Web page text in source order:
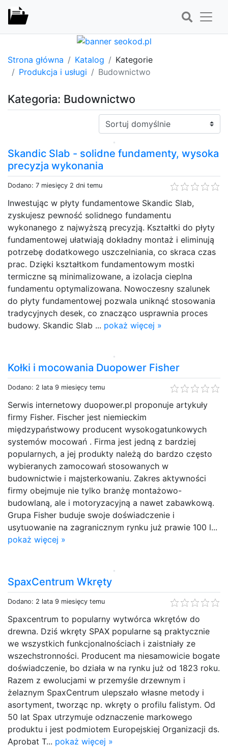
Strona główna Katalog
Kategorie
Produkcja i usługi
Budownictwo
Kategoria: Budownictwo
Sortuj:
Skandic Slab - solidne fundamenty, wysoka
precyzja wykonania
Dodano: 7 miesięcy 2 dni temu
Inwestując w płyty fundamentowe Skandic Slab,
zyskujesz pewność solidnego fundamentu
wykonanego z najwyższą precyzją. Kształtki do płyty
fundamentowej ułatwiają dokładny montaż i eliminują
potrzebę dodatkowego uszczelniania, co skraca czas
prac. Dzięki kształtkom fundamentowym mostki
termiczne są minimalizowane, a izolacja cieplna
fundamentu optymalizowana. Nowoczesny szalunek
do płyty fundamentowej pozwala uniknąć stosowania
tradycyjnych desek, co znacząco usprawnia proces
budowy. Skandic Slab ... pokaż więcej »
Kołki i mocowania Duopower Fisher
Dodano: 2 lata 9 miesięcy temu
Serwis internetowy duopower.pl proponuje artykuły
firmy Fisher. Fischer jest niemieckim
międzypaństwowy producent wysokogatunkowych
systemów mocowań . Firma jest jedną z bardziej
popularnych, a jej produkty należą do bardzo często
wybieranych zamocowań stosowanych w
budownictwie i majsterkowaniu. Zakres aktywności
firmy obejmuje nie tylko branżę montażowo-
budowlaną, ale i motoryzacyjną a nawet zabawkową.
Grupa Fisher buduje swoje doświadczenie i
usytuowanie na zagranicznym rynku już prawie 100 l...
pokaż więcej »
SpaxCentrum Wkręty
Dodano: 2 lata 9 miesięcy temu
Spaxcentrum to popularny wytwórca wkrętów do
drewna. Dziś wkręty SPAX popularne są praktycznie
we wszystkich funkcjonalnościach i zaistniały ze
wszechstronności. Producent ma niesamowicie bogate
doświadczenie, bo działa w na rynku już od 1823 roku.
Razem z ewolucjami w przemyśle drzewnym i
żelaznym SpaxCentrum ulepszało własne metody i
asortyment, tworząc np. wkręty o profilu falistym. Od
50 lat Spax utrzymuje odznaczenie markowego
produktu i jest podmiotem Europejskiej Organizacji ds.
Aprobat T... pokaż więcej »